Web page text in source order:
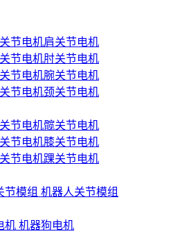
肩关节电机
肘关节电机
腕关节电机
颈关节电机
髋关节电机
膝关节电机
踝关节电机
机器人关节模组
机器狗电机